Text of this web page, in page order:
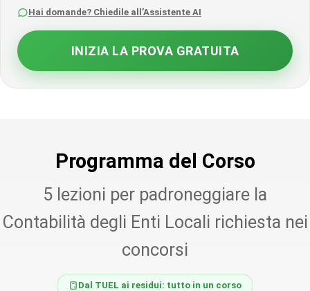
Hai domande? Chiedile all’Assistente AI
INIZIA LA PROVA GRATUITA
Programma del Corso
5 lezioni per padroneggiare la
Contabilità degli Enti Locali richiesta nei
concorsi
Dal TUEL ai residui: tutto in un corso